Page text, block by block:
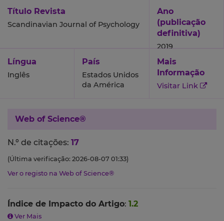
Título Revista
Scandinavian Journal of Psychology
Ano
(publicação
definitiva)
2019
Língua
Inglês
País
Estados Unidos
da América
Mais
Informação
Visitar Link
Web of Science®
N.º de citações: 17
(Última verificação: 2026-08-07 01:33)
Ver o registo na Web of Science®
Índice de Impacto do Artigo: 1.2
Ver Mais